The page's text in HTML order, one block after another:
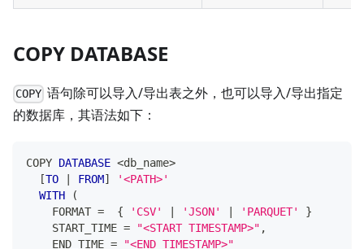
COPY DATABASE
COPY 语句除可以导入/导出表之外，也可以导入/导出指定
的数据库，其语法如下：
COPY DATABASE <db_name>
[TO | FROM]
'<PATH>'
WITH
(
    FORMAT
=
  {
'CSV' | 'JSON' | 'PARQUET'
}
    START_TIME
= "<START TIMESTAMP>" ,
    END_TIME
=
"<END TIMESTAMP>"